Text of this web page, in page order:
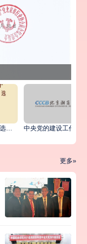
《习近平党建文选》第一卷、第二卷出版发行
更多»